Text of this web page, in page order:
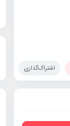
اشتراک‌گذاری